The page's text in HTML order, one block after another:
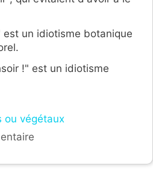
est un idiotisme botanique
!" est un idiotisme
ou végétaux